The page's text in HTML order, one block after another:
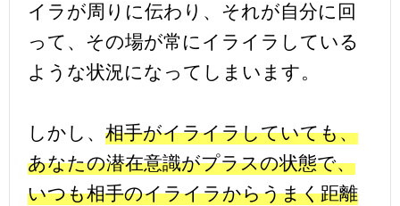
イラが周りに伝わり、それが自分に回
って、その場が常にイライラしている
ような状況になってしまいます。
しかし、 相手がイライラしていても、
あなたの潜在意識がプラスの状態で、
いつも相手のイライラからうまく距離